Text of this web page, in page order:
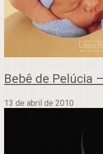
Bebê de Pelúcia
13 de abril de 2010